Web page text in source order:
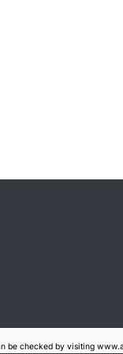
be checked by visiting